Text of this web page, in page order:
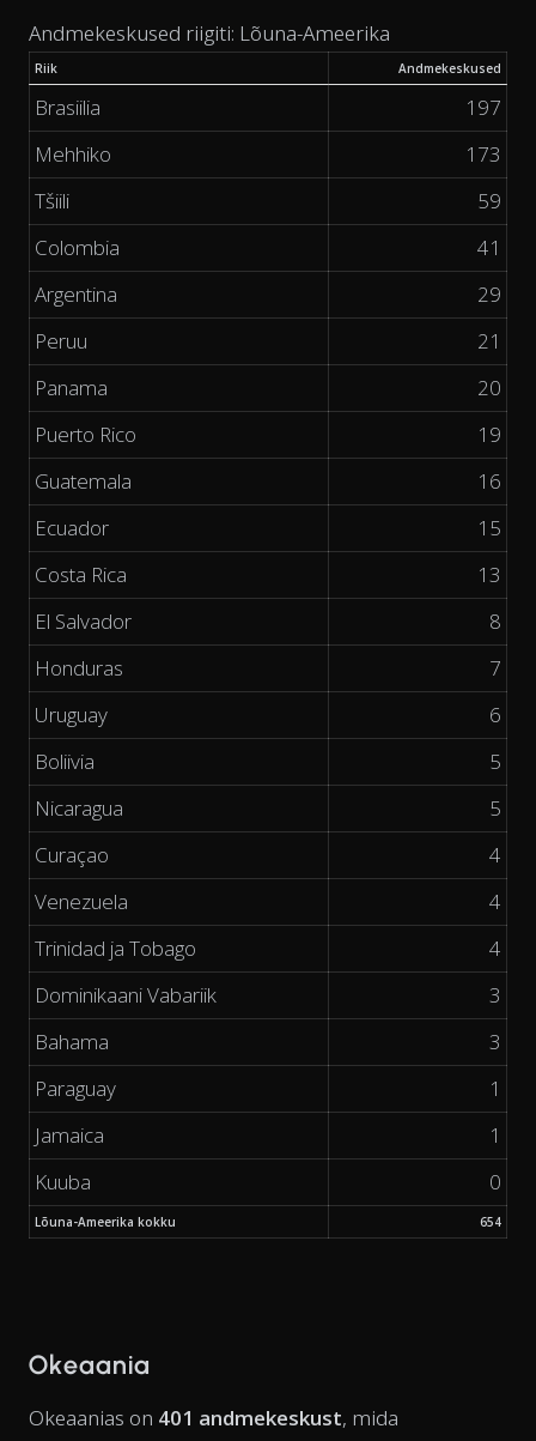
Andmekeskused riigiti: Lõuna-Ameerika
Riik Andmekeskused
Brasiilia
197
Mehhiko
173
Tšiili
59
Colombia
41
Argentina
29
Peruu
21
Panama
20
Puerto Rico
19
Guatemala
16
Ecuador
15
Costa Rica
13
El Salvador
8
Honduras
7
Uruguay
6
Boliivia
5
Nicaragua
5
Curaçao
4
Venezuela
4
Trinidad ja Tobago
4
Dominikaani Vabariik
3
Bahama
3
Paraguay
1
Jamaica
1
Kuuba
0
Lõuna-Ameerika kokku 654
Okeaania
Okeaanias on 401 andmekeskust, mida